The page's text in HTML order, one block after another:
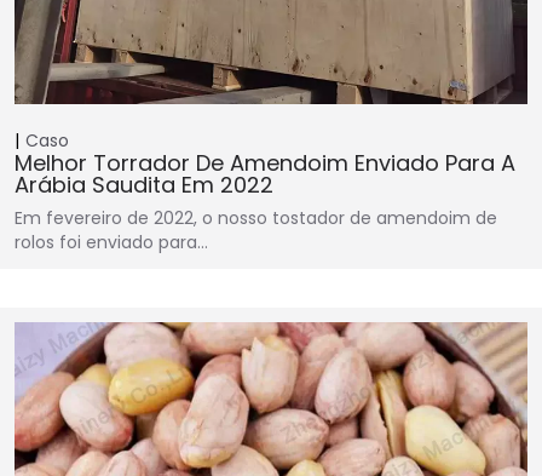
Caso
Melhor Torrador De Amendoim Enviado Para A
Arábia Saudita Em 2022
Em fevereiro de 2022, o nosso tostador de amendoim de
rolos foi enviado para…